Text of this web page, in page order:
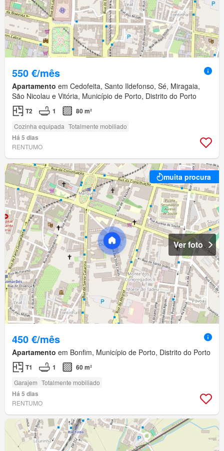
550 €/mês
Apartamento em Cedofeita, Santo Ildefonso, Sé, Miragaia,
São Nicolau e Vitória, Município de Porto, Distrito do Porto
T2 1 80 m²
Cozinha equipada Totalmente mobiliado
Há 5 dias
RENTUMO
muita procura
Ver foto
450 €/mês
Apartamento em Bonfim, Município de Porto, Distrito do Porto
T1 1 60 m²
Garajem Totalmente mobiliado
Há 5 dias
RENTUMO